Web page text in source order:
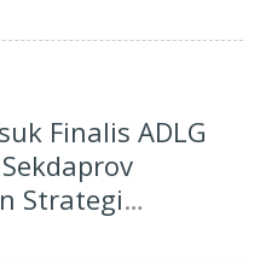
Finalis ADLG
Strategi